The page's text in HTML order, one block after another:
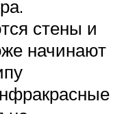
стены и
начинают